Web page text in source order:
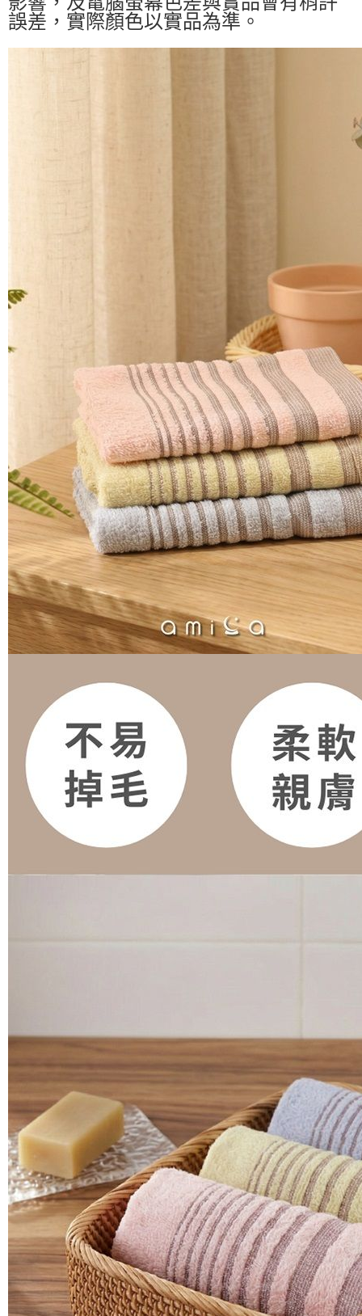
誤差，實際顏色以實品為準。